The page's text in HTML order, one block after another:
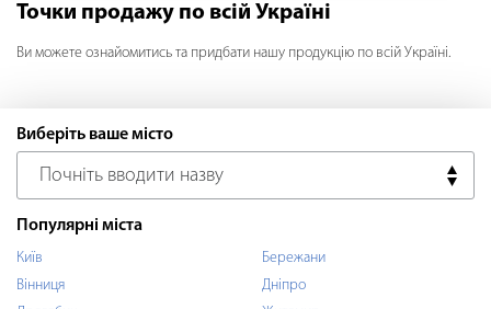
Точки продажу по всій Україні
Ви можете ознайомитись та придбати нашу продукцію по всій Україні.
Виберіть ваше місто
Популярні міста
Київ
Бережани
Вінниця
Дніпро